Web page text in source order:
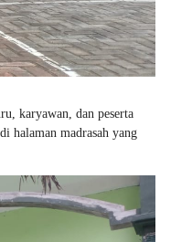
karyawan, dan peserta
halaman madrasah yang